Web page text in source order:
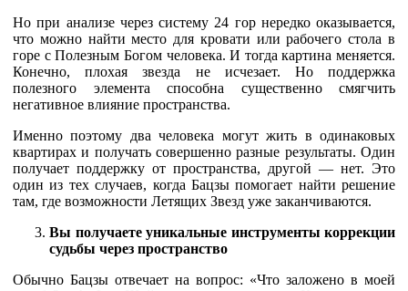
Но при анализе через систему 24 гор нередко оказывается,
что можно найти место для кровати или рабочего стола в
горе с Полезным Богом человека. И тогда картина меняется.
Конечно, плохая звезда не исчезает. Но поддержка
полезного элемента способна существенно смягчить
негативное влияние пространства.
Именно поэтому два человека могут жить в одинаковых
квартирах и получать совершенно разные результаты. Один
получает поддержку от пространства, другой — нет. Это
один из тех случаев, когда Бацзы помогает найти решение
там, где возможности Летящих Звезд уже заканчиваются.
Вы получаете уникальные инструменты коррекции
судьбы через пространство
Обычно Бацзы отвечает на вопрос: «Что заложено в моей